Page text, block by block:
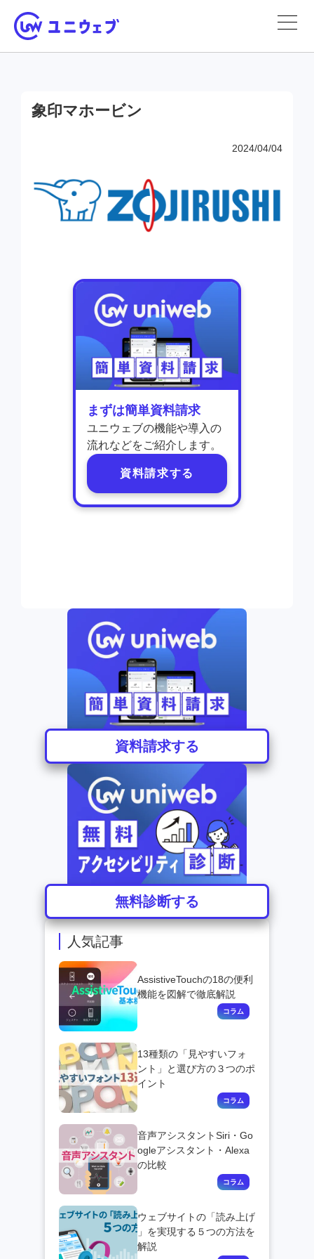
象印マホービン
2024/04/04
まずは簡単資料請求
ユニウェブの機能や導入の
流れなどをご紹介します。
資料請求する
人気記事
AssistiveTouchの18の便利
機能を図解で徹底解説
13種類の「見やすいフォ
ント」と選び方の３つのポ
イント
音声アシスタントSiri・Go
ogleアシスタント・Alexa
の比較
ウェブサイトの「読み上げ
」を実現する５つの方法を
解説
資料請求する
無料診断する